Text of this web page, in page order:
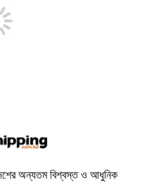
অন্যতম বিশ্বস্ত ও আধুনিক